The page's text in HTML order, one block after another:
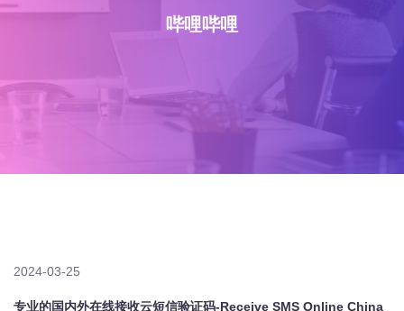
哔哩哔哩
2024-03-25
专业的国内外在线接收云短信验证码-Receive SMS Online China